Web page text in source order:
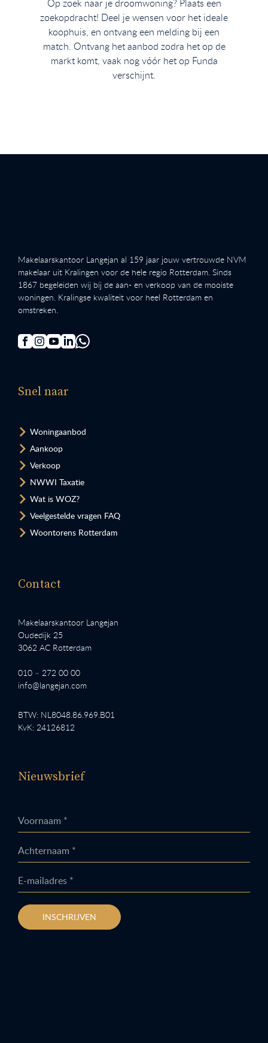
Op zoek naar je droomwoning? Plaats een
zoekopdracht! Deel je wensen voor het ideale
koophuis, en ontvang een melding bij een
match. Ontvang het aanbod zodra het op de
markt komt, vaak nog vóór het op Funda
verschijnt.
Makelaarskantoor Langejan al 159 jaar jouw vertrouwde NVM
makelaar uit Kralingen voor de hele regio Rotterdam. Sinds
1867 begeleiden wij bij de aan- en verkoop van de mooiste
woningen. Kralingse kwaliteit voor heel Rotterdam en
omstreken.
Snel naar
Woningaanbod
Aankoop
Verkoop
NWWI Taxatie
Wat is WOZ?
Veelgestelde vragen FAQ
Woontorens Rotterdam
Contact
Makelaarskantoor Langejan
Oudedijk 25
3062 AC Rotterdam
010 – 272 00 00
info@langejan.com
BTW: NL8048.86.969.B01
KvK: 24126812
Nieuwsbrief
Voornaam *
Achternaam *
E-mailadres *
INSCHRIJVEN